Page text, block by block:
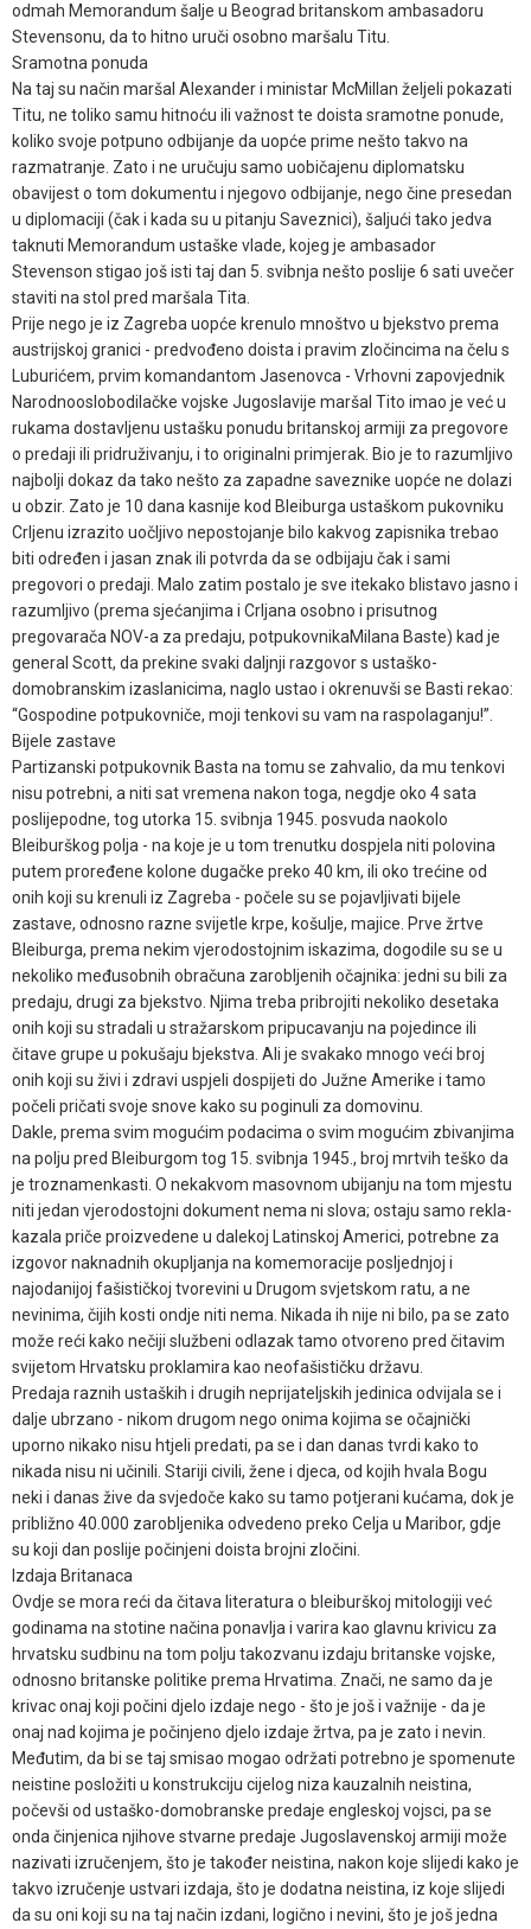
odmah Memorandum šalje u Beograd britanskom ambasadoru
Stevensonu, da to hitno uruči osobno maršalu Titu.
Sramotna ponuda
Na taj su način maršal Alexander i ministar McMillan željeli pokazati
Titu, ne toliko samu hitnoću ili važnost te doista sramotne ponude,
koliko svoje potpuno odbijanje da uopće prime nešto takvo na
razmatranje. Zato i ne uručuju samo uobičajenu diplomatsku
obavijest o tom dokumentu i njegovo odbijanje, nego čine presedan
u diplomaciji (čak i kada su u pitanju Saveznici), šaljući tako jedva
taknuti Memorandum ustaške vlade, kojeg je ambasador
Stevenson stigao još isti taj dan 5. svibnja nešto poslije 6 sati uvečer
staviti na stol pred maršala Tita.
Prije nego je iz Zagreba uopće krenulo mnoštvo u bjekstvo prema
austrijskoj granici - predvođeno doista i pravim zločincima na čelu s
Luburićem, prvim komandantom Jasenovca - Vrhovni zapovjednik
Narodnooslobodilačke vojske Jugoslavije maršal Tito imao je već u
rukama dostavljenu ustašku ponudu britanskoj armiji za pregovore
o predaji ili pridruživanju, i to originalni primjerak. Bio je to razumljivo
najbolji dokaz da tako nešto za zapadne saveznike uopće ne dolazi
u obzir. Zato je 10 dana kasnije kod Bleiburga ustaškom pukovniku
Crljenu izrazito uočljivo nepostojanje bilo kakvog zapisnika trebao
biti određen i jasan znak ili potvrda da se odbijaju čak i sami
pregovori o predaji. Malo zatim postalo je sve itekako blistavo jasno i
razumljivo (prema sjećanjima i Crljana osobno i prisutnog
pregovarača NOV-a za predaju, potpukovnikaMilana Baste) kad je
general Scott, da prekine svaki daljnji razgovor s ustaško-
domobranskim izaslanicima, naglo ustao i okrenuvši se Basti rekao:
“Gospodine potpukovniče, moji tenkovi su vam na raspolaganju!”.
Bijele zastave
Partizanski potpukovnik Basta na tomu se zahvalio, da mu tenkovi
nisu potrebni, a niti sat vremena nakon toga, negdje oko 4 sata
poslijepodne, tog utorka 15. svibnja 1945. posvuda naokolo
Bleiburškog polja - na koje je u tom trenutku dospjela niti polovina
putem proređene kolone dugačke preko 40 km, ili oko trećine od
onih koji su krenuli iz Zagreba - počele su se pojavljivati bijele
zastave, odnosno razne svijetle krpe, košulje, majice. Prve žrtve
Bleiburga, prema nekim vjerodostojnim iskazima, dogodile su se u
nekoliko međusobnih obračuna zarobljenih očajnika: jedni su bili za
predaju, drugi za bjekstvo. Njima treba pribrojiti nekoliko desetaka
onih koji su stradali u stražarskom pripucavanju na pojedince ili
čitave grupe u pokušaju bjekstva. Ali je svakako mnogo veći broj
onih koji su živi i zdravi uspjeli dospijeti do Južne Amerike i tamo
počeli pričati svoje snove kako su poginuli za domovinu.
Dakle, prema svim mogućim podacima o svim mogućim zbivanjima
na polju pred Bleiburgom tog 15. svibnja 1945., broj mrtvih teško da
je troznamenkasti. O nekakvom masovnom ubijanju na tom mjestu
niti jedan vjerodostojni dokument nema ni slova; ostaju samo rekla-
kazala priče proizvedene u dalekoj Latinskoj Americi, potrebne za
izgovor naknadnih okupljanja na komemoracije posljednjoj i
najodanijoj fašističkoj tvorevini u Drugom svjetskom ratu, a ne
nevinima, čijih kosti ondje niti nema. Nikada ih nije ni bilo, pa se zato
može reći kako nečiji službeni odlazak tamo otvoreno pred čitavim
svijetom Hrvatsku proklamira kao neofašističku državu.
Predaja raznih ustaških i drugih neprijateljskih jedinica odvijala se i
dalje ubrzano - nikom drugom nego onima kojima se očajnički
uporno nikako nisu htjeli predati, pa se i dan danas tvrdi kako to
nikada nisu ni učinili. Stariji civili, žene i djeca, od kojih hvala Bogu
neki i danas žive da svjedoče kako su tamo potjerani kućama, dok je
približno 40.000 zarobljenika odvedeno preko Celja u Maribor, gdje
su koji dan poslije počinjeni doista brojni zločini.
Izdaja Britanaca
Ovdje se mora reći da čitava literatura o bleiburškoj mitologiji već
godinama na stotine načina ponavlja i varira kao glavnu krivicu za
hrvatsku sudbinu na tom polju takozvanu izdaju britanske vojske,
odnosno britanske politike prema Hrvatima. Znači, ne samo da je
krivac onaj koji počini djelo izdaje nego - što je još i važnije - da je
onaj nad kojima je počinjeno djelo izdaje žrtva, pa je zato i nevin.
Međutim, da bi se taj smisao mogao održati potrebno je spomenute
neistine posložiti u konstrukciju cijelog niza kauzalnih neistina,
počevši od ustaško-domobranske predaje engleskoj vojsci, pa se
onda činjenica njihove stvarne predaje Jugoslavenskoj armiji može
nazivati izručenjem, što je također neistina, nakon koje slijedi kako je
takvo izručenje ustvari izdaja, što je dodatna neistina, iz koje slijedi
da su oni koji su na taj način izdani, logično i nevini, što je još jedna